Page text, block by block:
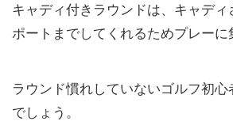
キャディ付きラウンドは、キャデ
ポートまでしてくれるためプレーに
ラウンド慣れしていないゴルフ初
でしょう。